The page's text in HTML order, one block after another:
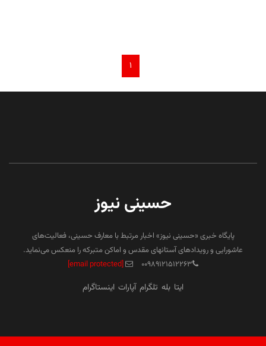
۱
حسینی نیوز
پایگاه خبری «حسینی نیوز» اخبار مرتبط با معارف حسینی، فعالیت‌های
عاشورایی و رویدادهای آستانهای مقدس و اماکن متبرکه را منعکس می‌نماید.
۰۰۹۸۹۱۲۱۵۱۲۲۶۳
[email protected]
ایتا بله تلگرام آپارات اینستاگرام